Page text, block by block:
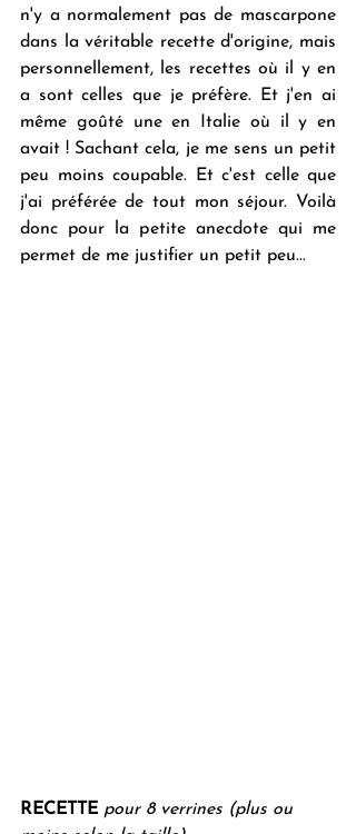
n'y a normalement pas de mascarpone
dans la véritable recette d'origine, mais
personnellement, les recettes où il y en
a sont celles que je préfère. Et j'en ai
même goûté une en Italie où il y en
avait ! Sachant cela, je me sens un petit
peu moins coupable. Et c'est celle que
j'ai préférée de tout mon séjour. Voilà
donc pour la petite anecdote qui me
permet de me justifier un petit peu...
RECETTE pour 8 verrines (plus ou